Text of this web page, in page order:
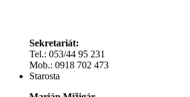
Sekretariát:
Tel.: 053/44 95 231
Mob.: 0918 702 473
Starosta